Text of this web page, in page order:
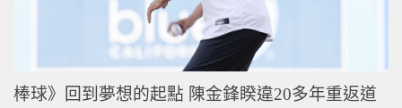
棒球》回到夢想的起點 陳金鋒睽違20多年重返道